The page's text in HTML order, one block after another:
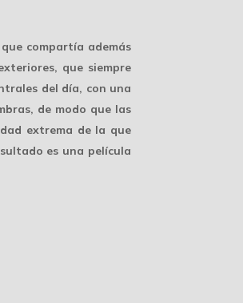
que compartía además
que siempre
del día, con una
de modo que las
extrema de la que
es una película